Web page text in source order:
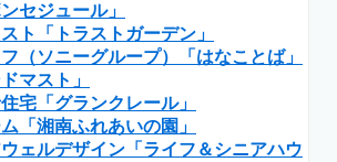
セジュール」
ト「トラストガーデン」
（ソニーグループ）「はなことば」
マスト」
宅「グランクレール」
「湘南ふれあいの園」
ェルデザイン「ライフ＆シニアハウ